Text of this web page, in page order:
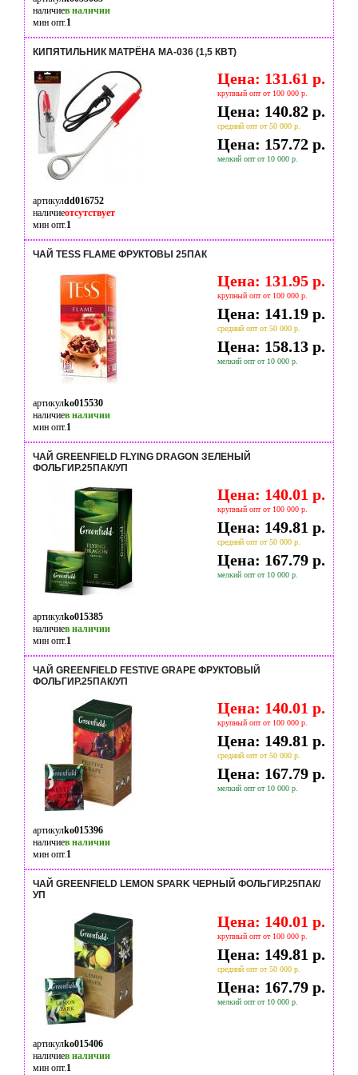
наличиев наличии
мин опт.1
КИПЯТИЛЬНИК МАТРЁНА МА-036 (1,5 КВТ)
Цена: 131.61 р.
крупный опт от 100 000 р.
Цена: 140.82 р.
средний опт от 50 000 р.
Цена: 157.72 р.
мелкий опт от 10 000 р.
артикулdd016752
наличиеотсутствует
мин опт.1
ЧАЙ TESS FLAME ФРУКТОВЫ 25ПАК
Цена: 131.95 р.
крупный опт от 100 000 р.
Цена: 141.19 р.
средний опт от 50 000 р.
Цена: 158.13 р.
мелкий опт от 10 000 р.
артикулko015530
наличиев наличии
мин опт.1
ЧАЙ GREENFIELD FLYING DRAGON ЗЕЛЕНЫЙ
ФОЛЬГИР.25ПАК/УП
Цена: 140.01 р.
крупный опт от 100 000 р.
Цена: 149.81 р.
средний опт от 50 000 р.
Цена: 167.79 р.
мелкий опт от 10 000 р.
артикулko015385
наличиев наличии
мин опт.1
ЧАЙ GREENFIELD FESTIVE GRAPE ФРУКТОВЫЙ
ФОЛЬГИР.25ПАК/УП
Цена: 140.01 р.
крупный опт от 100 000 р.
Цена: 149.81 р.
средний опт от 50 000 р.
Цена: 167.79 р.
мелкий опт от 10 000 р.
артикулko015396
наличиев наличии
мин опт.1
ЧАЙ GREENFIELD LEMON SPARK ЧЕРНЫЙ ФОЛЬГИР.25ПАК/
УП
Цена: 140.01 р.
крупный опт от 100 000 р.
Цена: 149.81 р.
средний опт от 50 000 р.
Цена: 167.79 р.
мелкий опт от 10 000 р.
артикулko015406
наличиев наличии
мин опт.1